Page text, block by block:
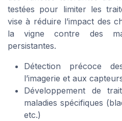
testées pour limiter les
vise à réduire l’impact des
la vigne contre des
persistantes.
Détection précoce
l’imagerie et aux
Développement de
maladies spécifiques
etc.)